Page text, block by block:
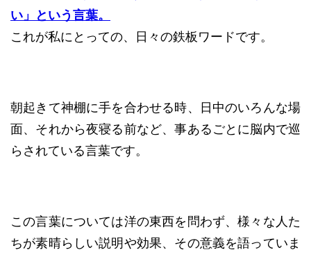
い」という言葉。
これが私にとっての、日々の鉄板ワードです。
朝起きて神棚に手を合わせる時、日中のいろんな場
面、それから夜寝る前など、事あるごとに脳内で巡
らされている言葉です。
この言葉については洋の東西を問わず、様々な人た
ちが素晴らしい説明や効果、その意義を語っていま